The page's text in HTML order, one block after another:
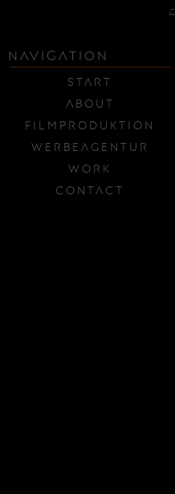
NAVIGATION
Start
About
Filmproduktion
Werbeagentur
Work
Contact